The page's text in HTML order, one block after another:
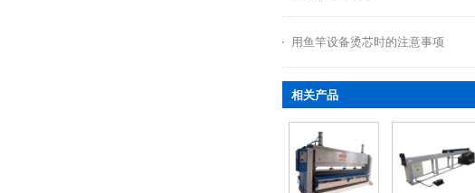
用鱼竿设备烫芯时的注意事项
相关产品